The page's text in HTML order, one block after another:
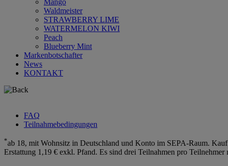
Waldmeister
STRAWBERRY LIME
WATERMELON KIWI
Peach
Blueberry Mint
Markenbotschafter
News
KONTAKT
FAQ
Teilnahmebedingungen
*ab 18, mit Wohnsitz in Deutschland und Konto im SEPA-Raum.
Erstattung 1,19 € exkl. Pfand. Es sind drei Teilnahmen pro